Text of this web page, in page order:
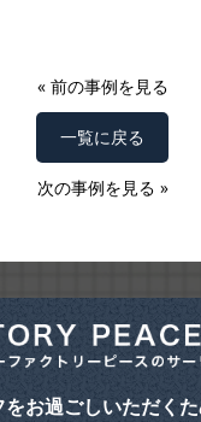
« 前の事例を見る
一覧に戻る
次の事例を見る »
お過ごしいただく